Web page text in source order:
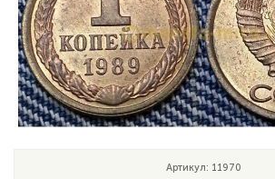
Артикул: 11970